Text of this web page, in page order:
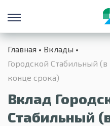
Главная
Вклады
Городской Стабильный (в
конце срока)
Вклад
Стабильный